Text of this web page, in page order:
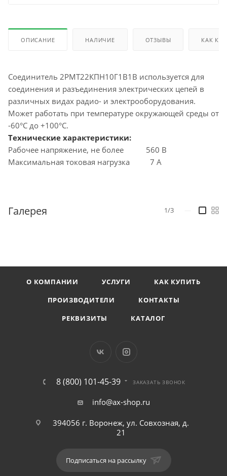
ОПИСАНИЕ НАЛИЧИЕ ОТЗЫВЫ КАК
Соединитель 2РМТ22КПН10Г1В1В используется для
соединения и разъединения электрических цепей в
различных видах радио- и электрооборудования.
Может работать при температуре окружающей среды от
-60°C до +100°C.
Технические характеристики:
Рабочее напряжение, не более 560 В
Максимальная токовая нагрузка 7 А
Галерея 1/3
О КОМПАНИИ УСЛУГИ
КАК КУПИТЬ
ПРОИЗВОДИТЕЛИ
КОНТАКТЫ
РЕКВИЗИТЫ
КАТАЛОГ
8 (800) 101-45-39 ЗАКАЗАТЬ ЗВОНОК
info@ax-shop.ru
394056 г. Воронеж, ул. Совхозная, д.
21
Подписаться на рассылку